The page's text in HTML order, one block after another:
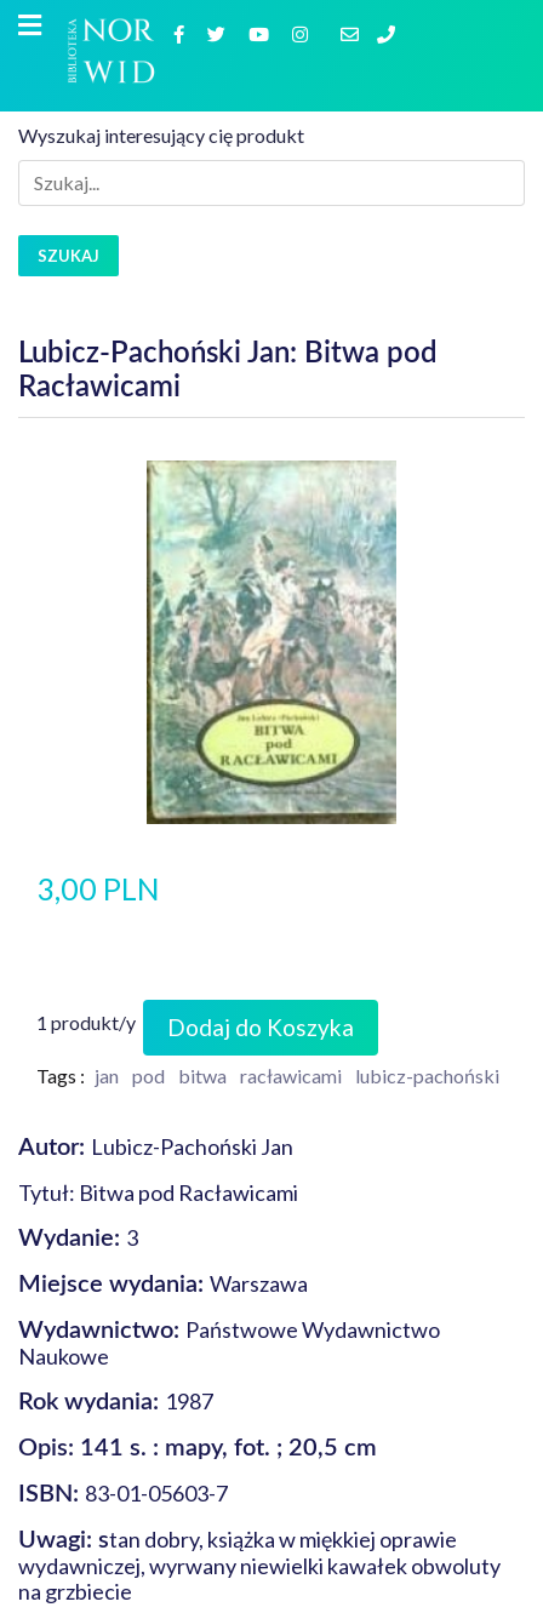
Wyszukaj interesujący cię produkt
SZUKAJ
Lubicz-Pachoński Jan: Bitwa pod
Racławicami
3,00 PLN
1 produkt/y Dodaj do Koszyka
Tags : jan pod bitwa racławicami lubicz-pachoński
Autor: Lubicz-Pachoński Jan
Tytuł: Bitwa pod Racławicami
Wydanie: 3
Miejsce wydania: Warszawa
Wydawnictwo: Państwowe Wydawnictwo
Naukowe
Rok wydania: 1987
Opis: 141 s. : mapy, fot. ; 20,5 cm
ISBN: 83-01-05603-7
Uwagi: stan dobry, książka w miękkiej oprawie
wydawniczej, wyrwany niewielki kawałek obwoluty
na grzbiecie